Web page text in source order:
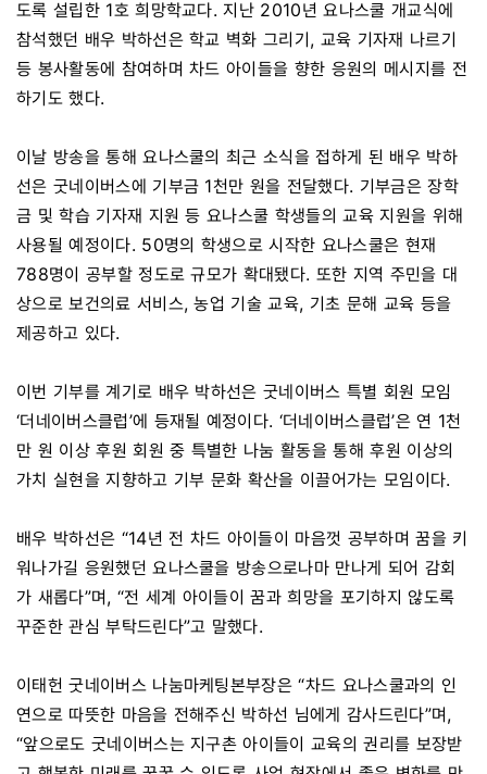
도록 설립한 1호 희망학교다. 지난 2010년 요나스쿨 개교식에
참석했던 배우 박하선은 학교 벽화 그리기, 교육 기자재 나르기
등 봉사활동에 참여하며 차드 아이들을 향한 응원의 메시지를 전
하기도 했다.
이날 방송을 통해 요나스쿨의 최근 소식을 접하게 된 배우 박하
선은 굿네이버스에 기부금 1천만 원을 전달했다. 기부금은 장학
금 및 학습 기자재 지원 등 요나스쿨 학생들의 교육 지원을 위해
사용될 예정이다. 50명의 학생으로 시작한 요나스쿨은 현재
788명이 공부할 정도로 규모가 확대됐다. 또한 지역 주민을 대
상으로 보건의료 서비스, 농업 기술 교육, 기초 문해 교육 등을
제공하고 있다.
이번 기부를 계기로 배우 박하선은 굿네이버스 특별 회원 모임
‘더네이버스클럽’에 등재될 예정이다. ‘더네이버스클럽’은 연 1천
만 원 이상 후원 회원 중 특별한 나눔 활동을 통해 후원 이상의
가치 실현을 지향하고 기부 문화 확산을 이끌어가는 모임이다.
배우 박하선은 “14년 전 차드 아이들이 마음껏 공부하며 꿈을 키
워나가길 응원했던 요나스쿨을 방송으로나마 만나게 되어 감회
가 새롭다”며, “전 세계 아이들이 꿈과 희망을 포기하지 않도록
꾸준한 관심 부탁드린다”고 말했다.
이태헌 굿네이버스 나눔마케팅본부장은 “차드 요나스쿨과의 인
연으로 따뜻한 마음을 전해주신 박하선 님에게 감사드린다”며,
“앞으로도 굿네이버스는 지구촌 아이들이 교육의 권리를 보장받